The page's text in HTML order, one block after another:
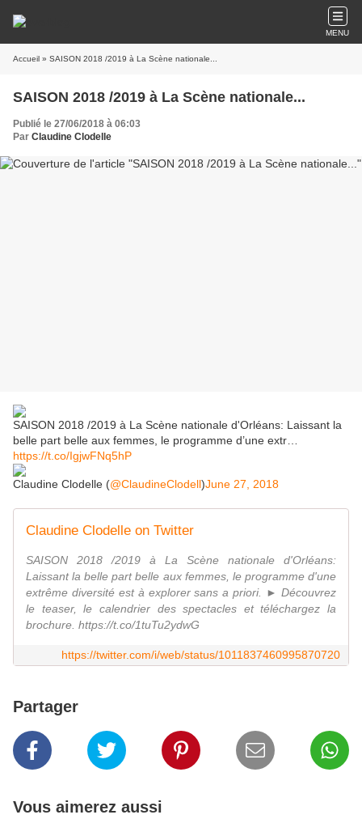
MENU
Accueil » SAISON 2018 /2019 à La Scène nationale...
SAISON 2018 /2019 à La Scène nationale...
Publié le 27/06/2018 à 06:03
Par Claudine Clodelle
SAISON 2018 /2019 à La Scène nationale d'Orléans: Laissant la
belle part belle aux femmes, le programme d’une extr…
https://t.co/IgjwFNq5hP
Claudine Clodelle (@ClaudineClodell)June 27, 2018
Claudine Clodelle on Twitter
SAISON 2018 /2019 à La Scène nationale d'Orléans:
Laissant la belle part belle aux femmes, le programme d'une
extrême diversité est à explorer sans a priori. ► Découvrez
le teaser, le calendrier des spectacles et téléchargez la
brochure. https://t.co/1tuTu2ydwG
https://twitter.com/i/web/status/1011837460995870720
Partager
Vous aimerez aussi